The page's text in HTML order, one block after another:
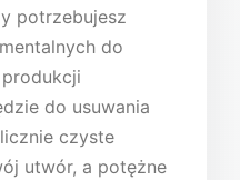
potrzebujesz
do
do usuwania
czyste
utwór, a potężne